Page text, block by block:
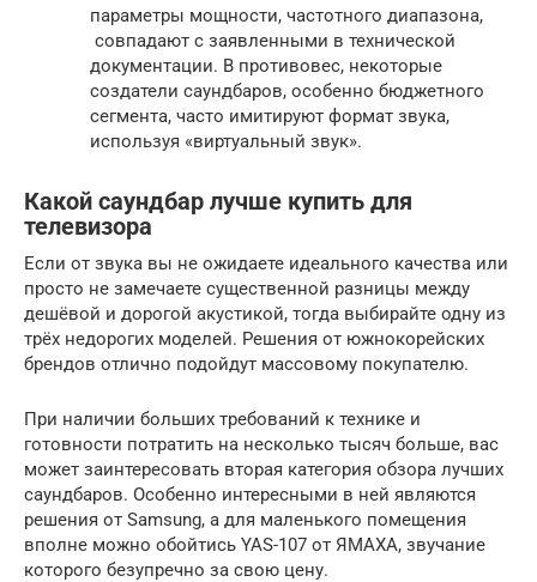
параметры мощности, частотного диапазона,
совпадают с заявленными в технической
документации. В противовес, некоторые
создатели саундбаров, особенно бюджетного
сегмента, часто имитируют формат звука,
используя «виртуальный звук».
Какой саундбар лучше купить для
телевизора
Если от звука вы не ожидаете идеального качества или
просто не замечаете существенной разницы между
дешёвой и дорогой акустикой, тогда выбирайте одну из
трёх недорогих моделей. Решения от южнокорейских
брендов отлично подойдут массовому покупателю.
При наличии больших требований к технике и
готовности потратить на несколько тысяч больше, вас
может заинтересовать вторая категория обзора лучших
саундбаров. Особенно интересными в ней являются
решения от Samsung, а для маленького помещения
вполне можно обойтись YAS-107 от ЯМАХА, звучание
которого безупречно за свою цену.